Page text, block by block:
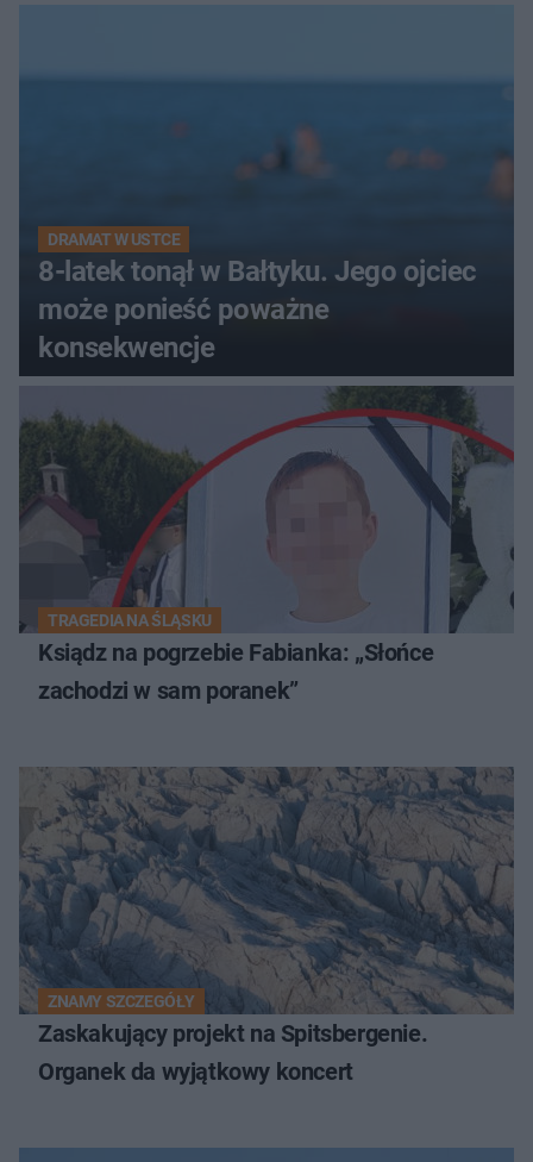
DRAMAT W USTCE
8-latek tonął w Bałtyku. Jego ojciec
może ponieść poważne
konsekwencje
TRAGEDIA NA ŚLĄSKU
Ksiądz na pogrzebie Fabianka: „Słońce
zachodzi w sam poranek”
ZNAMY SZCZEGÓŁY
Zaskakujący projekt na Spitsbergenie.
Organek da wyjątkowy koncert